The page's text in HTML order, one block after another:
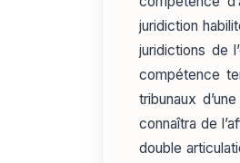
juridiction
juridictions de
compétence
tribunaux
connaîtra de
double